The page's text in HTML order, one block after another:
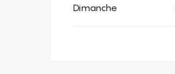
Dimanche